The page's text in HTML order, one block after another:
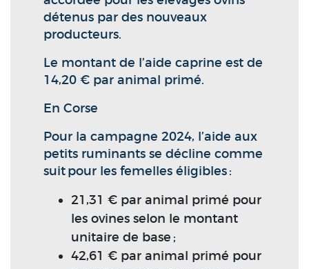
détenus par des nouveaux
producteurs.
Le montant de l’aide caprine est de
14,20 € par animal primé.
En Corse
Pour la campagne 2024, l’aide aux
petits ruminants se décline comme
suit pour les femelles éligibles :
21,31 € par animal primé pour
les ovines selon le montant
unitaire de base ;
42,61 € par animal primé pour